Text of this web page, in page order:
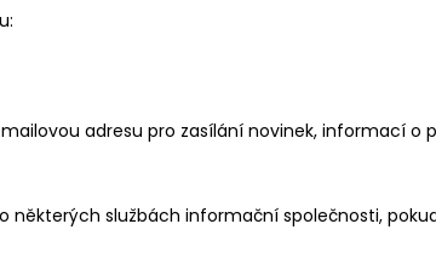
adresu pro zasílání novinek, informací o
službách informační společnosti,